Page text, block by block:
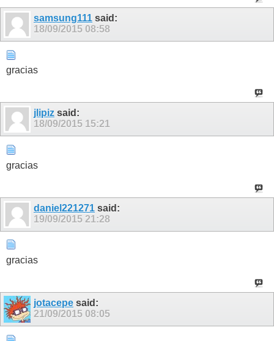
samsung111 said:
18/09/2015 08:58
gracias
jlipiz said:
18/09/2015 15:21
gracias
daniel221271 said:
19/09/2015 21:28
gracias
jotacepe said:
21/09/2015 08:05